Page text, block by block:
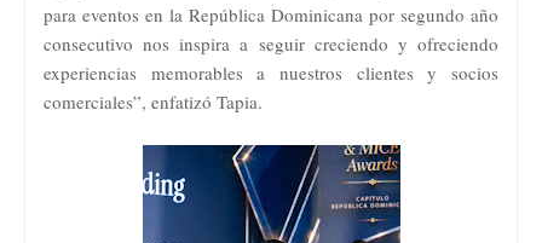
para eventos en la República Dominicana por segundo año
consecutivo nos inspira a seguir creciendo y ofreciendo
experiencias memorables a nuestros clientes y socios
comerciales”, enfatizó Tapia.